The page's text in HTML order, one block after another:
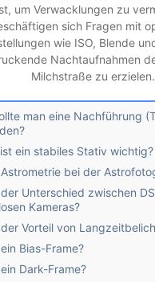
um Verwacklungen zu
sich Fragen mit
wie ISO, Blende
Nachtaufnahmen
Milchstraße zu erzielen.
man eine Nachführung
ein stabiles Stativ wichtig?
bei der
Unterschied zwischen
Kameras?
Vorteil von
Bias-Frame?
Dark-Frame?